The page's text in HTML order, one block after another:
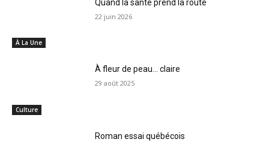
À La Une
Quand la santé prend la route
22 juin 2026
Culture
À fleur de peau… claire
29 août 2025
Roman essai québécois